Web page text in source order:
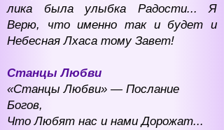
лика была улыбка Радости... Я
Верю, что именно так и будет и
Небесная Лхаса тому Завет!
Станцы Любви
«Станцы Любви» — Послание
Богов,
Что Любят нас и нами Дорожат...